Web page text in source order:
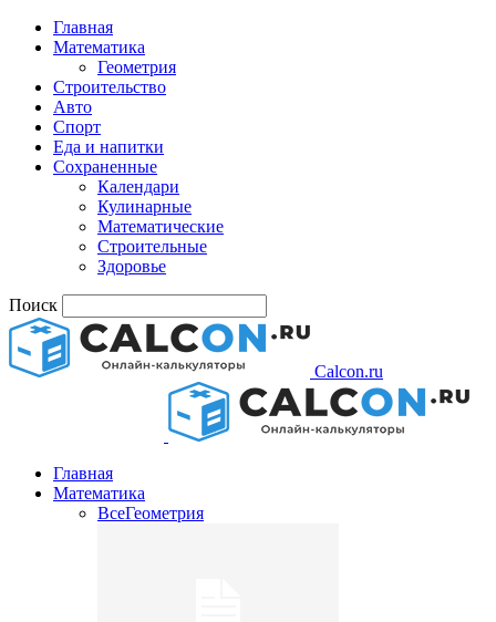
Главная
Математика
Геометрия
Строительство
Авто
Спорт
Еда и напитки
Сохраненные
Календари
Кулинарные
Математические
Строительные
Здоровье
Поиск
Calcon.ru
Главная
Математика
ВсеГеометрия